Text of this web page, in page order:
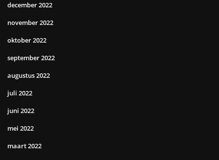
december 2022
november 2022
oktober 2022
september 2022
augustus 2022
juli 2022
juni 2022
mei 2022
maart 2022